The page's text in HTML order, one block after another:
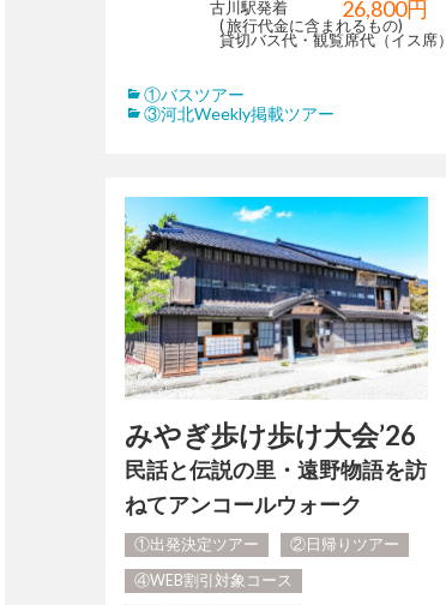
古川駅発着 26,800円
( 旅行代金に含まれるもの)
貸切バス代・観覧席代（イス席）
①バスツアー
③河北Weekly掲載ツアー
みやぎ歩け歩け大会’26
民話と伝説の里・遠野物語を訪
ねてアンコールウォーク
①出発決定ツアー
②日帰りツアー
④WEB割引対象コース